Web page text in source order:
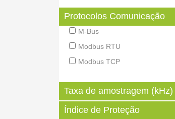
Protocolos Comunicação
M-Bus
Modbus RTU
Modbus TCP
Taxa de amostragem (kHz)
Índice de Proteção